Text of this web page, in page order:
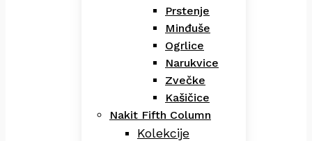
Prstenje
Minđuše
Ogrlice
Narukvice
Zvečke
Kašičice
Nakit Fifth Column
Kolekcije